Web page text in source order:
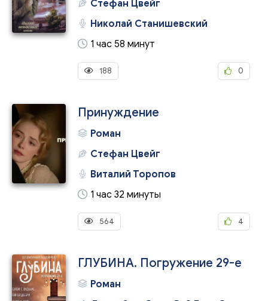
Стефан Цвейг
Николай Станишевский
1 час 58 минут
188 0
Принуждение
Роман
Стефан Цвейг
Виталий Торопов
1 час 32 минуты
564 4
ГЛУБИНА. Погружение 29-е
Роман